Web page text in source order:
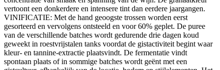
vertoont een donkerdere en intensere tint dan eerdere jaargangen.
VINIFICATIE: Met de hand geoogste trossen worden eerst
gesorteerd en vervolgens ontsteeld en voor 60% geplet. De puree
van de verschillende batches wordt gedurende drie dagen koud
geweekt in roestvrijstalen tanks voordat de gistactiviteit begint waar
kleur- en tannine-extractie plaatsvindt. De fermentatie vindt
spontaan plaats of in sommige batches wordt geënt met een